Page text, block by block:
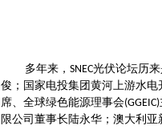
多年来， SNEC光伏论坛历
俊；国家电投集团黄河上游水
席、全球绿色能源理事会(GGEIC)
限公司董事长陆永华；澳大利